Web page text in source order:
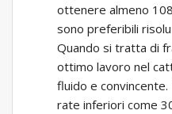
ottenere almeno
sono preferibili
Quando si tratta di
ottimo lavoro nel
fluido e
rate inferiori come